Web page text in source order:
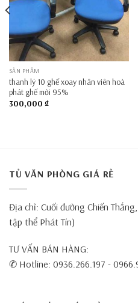
SẢN PHẨM
thanh lý 10 ghế xoay nhân viên hoà
phát ghế mới 95%
300,000 ₫
TỦ VĂN PHÒNG GIÁ RẺ
Địa chỉ: Cuối đường Chiến
tập thể Phát Tín)
TƯ VẤN BÁN HÀNG:
✆ Hotline: 0936.266.197 -